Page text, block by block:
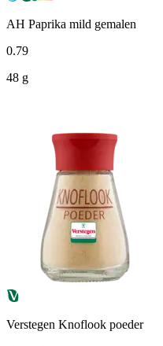
AH Paprika mild gemalen
0.79
48 g
Verstegen Knoflook poeder